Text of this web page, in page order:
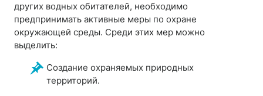
других водных обитателей, необходимо
предпринимать активные меры по охране
окружающей среды. Среди этих мер можно
выделить:
Создание охраняемых природных
территорий.